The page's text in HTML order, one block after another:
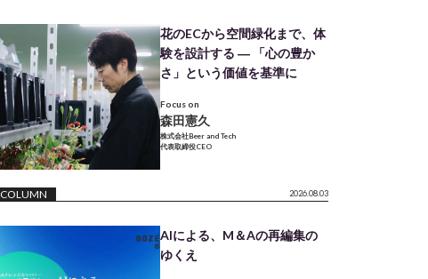
花のECから空間緑化まで、体
験を設計する ― 「心の豊か
さ」という価値を基準に
Focus on
森田憲久
株式会社Beer and Tech
代表取締役CEO
COLUMN 2026.08.03
AIによる、M＆Aの再編集の
ゆくえ